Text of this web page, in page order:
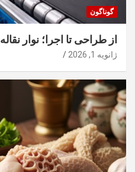
گوناگون
از طراحی تا اجرا؛ نوار نقاله PVC چه مزایایی دارد؟
ژانویه 1, 2026